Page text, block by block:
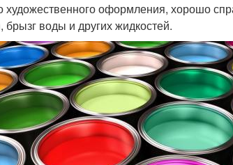
оформления, хорошо
брызг воды и других жидкостей.